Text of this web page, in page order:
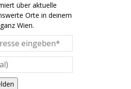
über aktuelle
Orte in deinem
Wien.